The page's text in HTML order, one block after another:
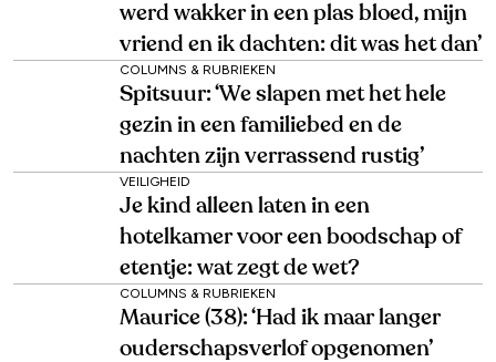
werd wakker in een plas bloed, mijn
vriend en ik dachten: dit was het dan’
COLUMNS & RUBRIEKEN
Spitsuur: ‘We slapen met het hele
gezin in een familiebed en de
nachten zijn verrassend rustig’
VEILIGHEID
Je kind alleen laten in een
hotelkamer voor een boodschap of
etentje: wat zegt de wet?
COLUMNS & RUBRIEKEN
Maurice (38): ‘Had ik maar langer
ouderschapsverlof opgenomen’